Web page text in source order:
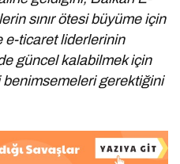
sınır ötesi büyüme için
e-ticaret liderlerinin
güncel kalabilmek için
gerektiğini